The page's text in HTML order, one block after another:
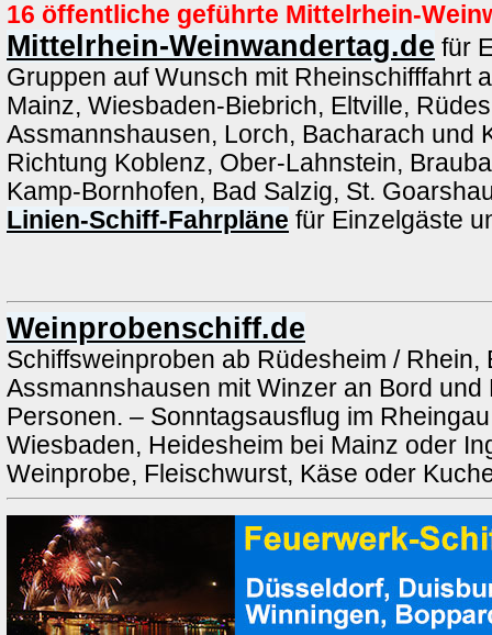
16 öffentliche geführte Mittelrhein-
Mittelrhein-Weinwandertag.de für
Gruppen auf Wunsch mit Rheinschifffahrt
Mainz, Wiesbaden-Biebrich, Eltville,
Assmannshausen, Lorch, Bacharach und
Richtung Koblenz, Ober-Lahnstein,
Kamp-Bornhofen, Bad Salzig, St.
Linien-Schiff-Fahrpläne für Einzelgäste
Weinprobenschiff.de
Schiffsweinproben ab Rüdesheim / Rhein,
Assmannshausen mit Winzer an Bord und
Personen. – Sonntagsausflug im
Wiesbaden, Heidesheim bei Mainz oder
Weinprobe, Fleischwurst, Käse oder